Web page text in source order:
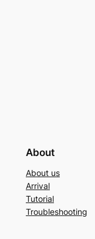
About
About us
Arrival
Tutorial
Troubleshooting